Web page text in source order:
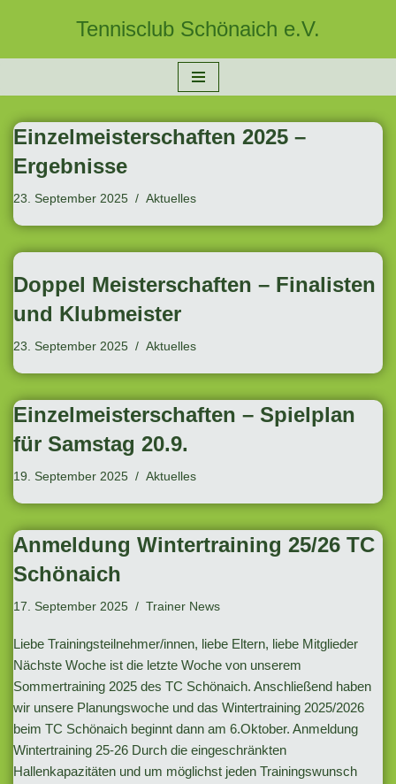
Tennisclub Schönaich e.V.
Einzelmeisterschaften 2025 –
Ergebnisse
23. September 2025 Aktuelles
Doppel Meisterschaften – Finalisten
und Klubmeister
23. September 2025 Aktuelles
Einzelmeisterschaften – Spielplan
für Samstag 20.9.
19. September 2025 Aktuelles
Anmeldung Wintertraining 25/26 TC
Schönaich
17. September 2025 Trainer News
Liebe Trainingsteilnehmer/innen, liebe Eltern, liebe Mitglieder
Nächste Woche ist die letzte Woche von unserem
Sommertraining 2025 des TC Schönaich. Anschließend haben
wir unsere Planungswoche und das Wintertraining 2025/2026
beim TC Schönaich beginnt dann am 6.Oktober. Anmeldung
Wintertraining 25-26 Durch die eingeschränkten
Hallenkapazitäten und um möglichst jeden Trainingswunsch